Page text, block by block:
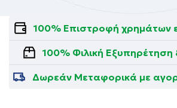
100% Επιστροφή χρημάτων
100% Φιλική Εξυπηρέτηση
Δωρεάν Μεταφορικά με